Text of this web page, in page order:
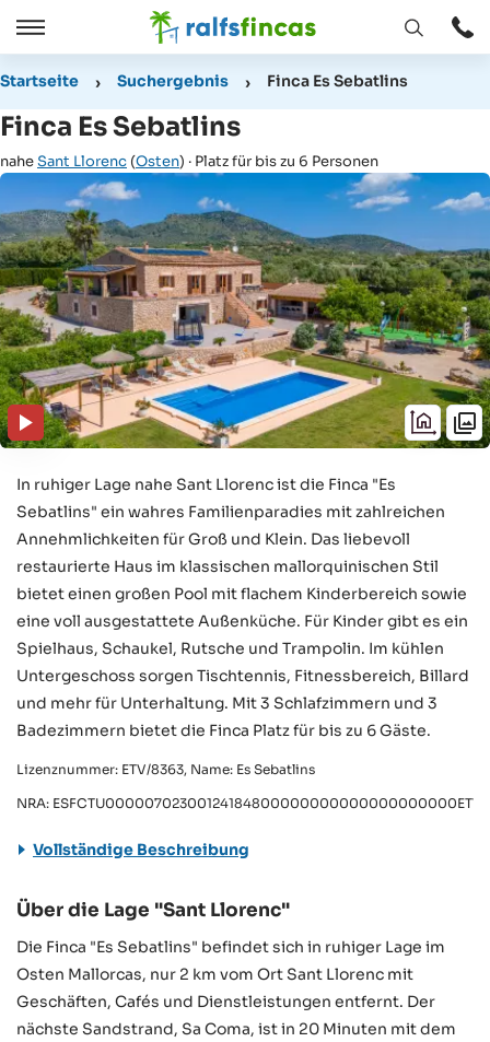
Öffnen
Schließen
Fenster
Startseite Suchergebnis Finca Es Sebatlins
Finca Es Sebatlins
naheSant Llorenc (Osten) · Platz für bis zu 6 Personen
In ruhiger Lage nahe Sant Llorenc ist die Finca "Es
Sebatlins" ein wahres Familienparadies mit zahlreichen
Annehmlichkeiten für Groß und Klein. Das liebevoll
restaurierte Haus im klassischen mallorquinischen Stil
bietet einen großen Pool mit flachem Kinderbereich sowie
eine voll ausgestattete Außenküche. Für Kinder gibt es ein
Spielhaus, Schaukel, Rutsche und Trampolin. Im kühlen
Untergeschoss sorgen Tischtennis, Fitnessbereich, Billard
und mehr für Unterhaltung. Mit 3 Schlafzimmern und 3
Badezimmern bietet die Finca Platz für bis zu 6 Gäste.
Lizenznummer: ETV/8363, Name: Es Sebatlins
NRA: ESFCTU00000702300124184800000000000000000000ETV/
Vollständige Beschreibung
Über die Lage "Sant Llorenc"
Die Finca "Es Sebatlins" befindet sich in ruhiger Lage im
Osten Mallorcas, nur 2 km vom Ort Sant Llorenc mit
Geschäften, Cafés und Dienstleistungen entfernt. Der
nächste Sandstrand, Sa Coma, ist in 20 Minuten mit dem